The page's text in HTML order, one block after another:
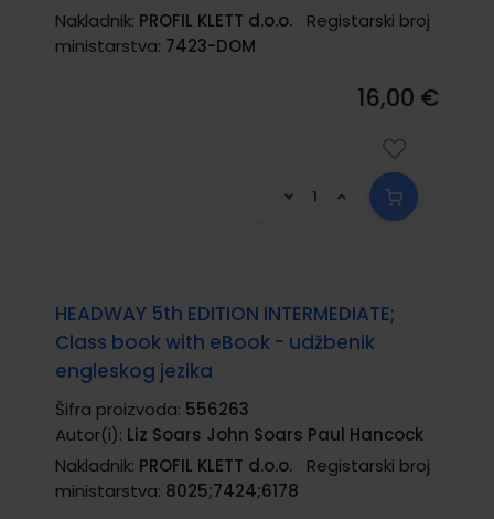
Nakladnik: PROFIL KLETT d.o.o.
Registarski broj
ministarstva: 7423-DOM
16,00 €
HEADWAY 5th EDITION INTERMEDIATE;
Class book with eBook - udžbenik
engleskog jezika
Šifra proizvoda: 556263
Autor(i): Liz Soars John Soars Paul Hancock
Nakladnik: PROFIL KLETT d.o.o.
Registarski broj
ministarstva: 8025;7424;6178